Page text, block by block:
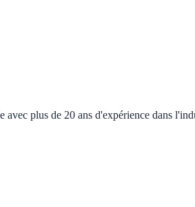
plus de 20 ans d'expérience dans